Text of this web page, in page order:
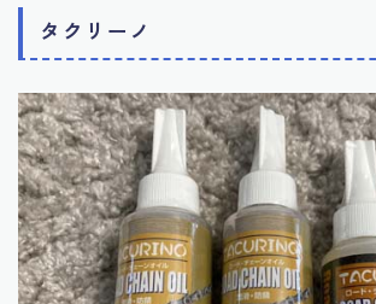
タクリーノ